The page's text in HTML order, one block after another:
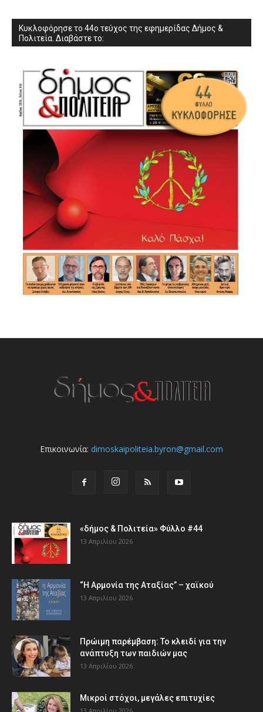
Κυκλοφόρησε το 44ο τεύχος της εφημερίδας Δήμος &
Πολιτεία. Διαβάστε το:
Επικοινωνία: dimoskaipoliteia.byron@gmail.com
«δήμος & Πολιτεία» Φύλλο #44
13 Απριλίου 2026
“Η Αρμονία της Αταξίας” – χαϊκού
13 Απριλίου 2026
Πρώιμη παρέμβαση: Το κλειδί για την
ανάπτυξη των παιδιών µας
13 Απριλίου 2026
Μικροί στόχοι, μεγάλες επιτυχίες